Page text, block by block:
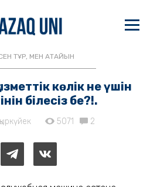
ТҰР, МЕН АТАЙЫН
көлік не үшін
білесіз бе?!.
5071 2